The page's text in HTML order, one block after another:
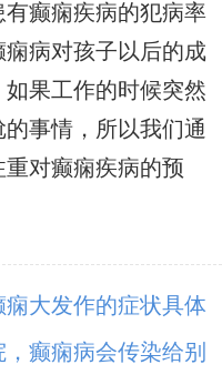
癫痫疾病的犯病率
病对孩子以后的成
果工作的时候突然
事情，所以我们通
对癫痫疾病的预
大发作的症状具体
癫痫病会传染给别